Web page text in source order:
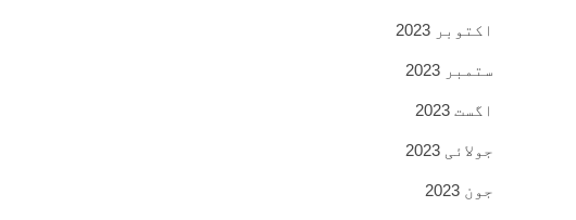
اکتوبر 2023
ستمبر 2023
اگست 2023
جولائی 2023
جون 2023